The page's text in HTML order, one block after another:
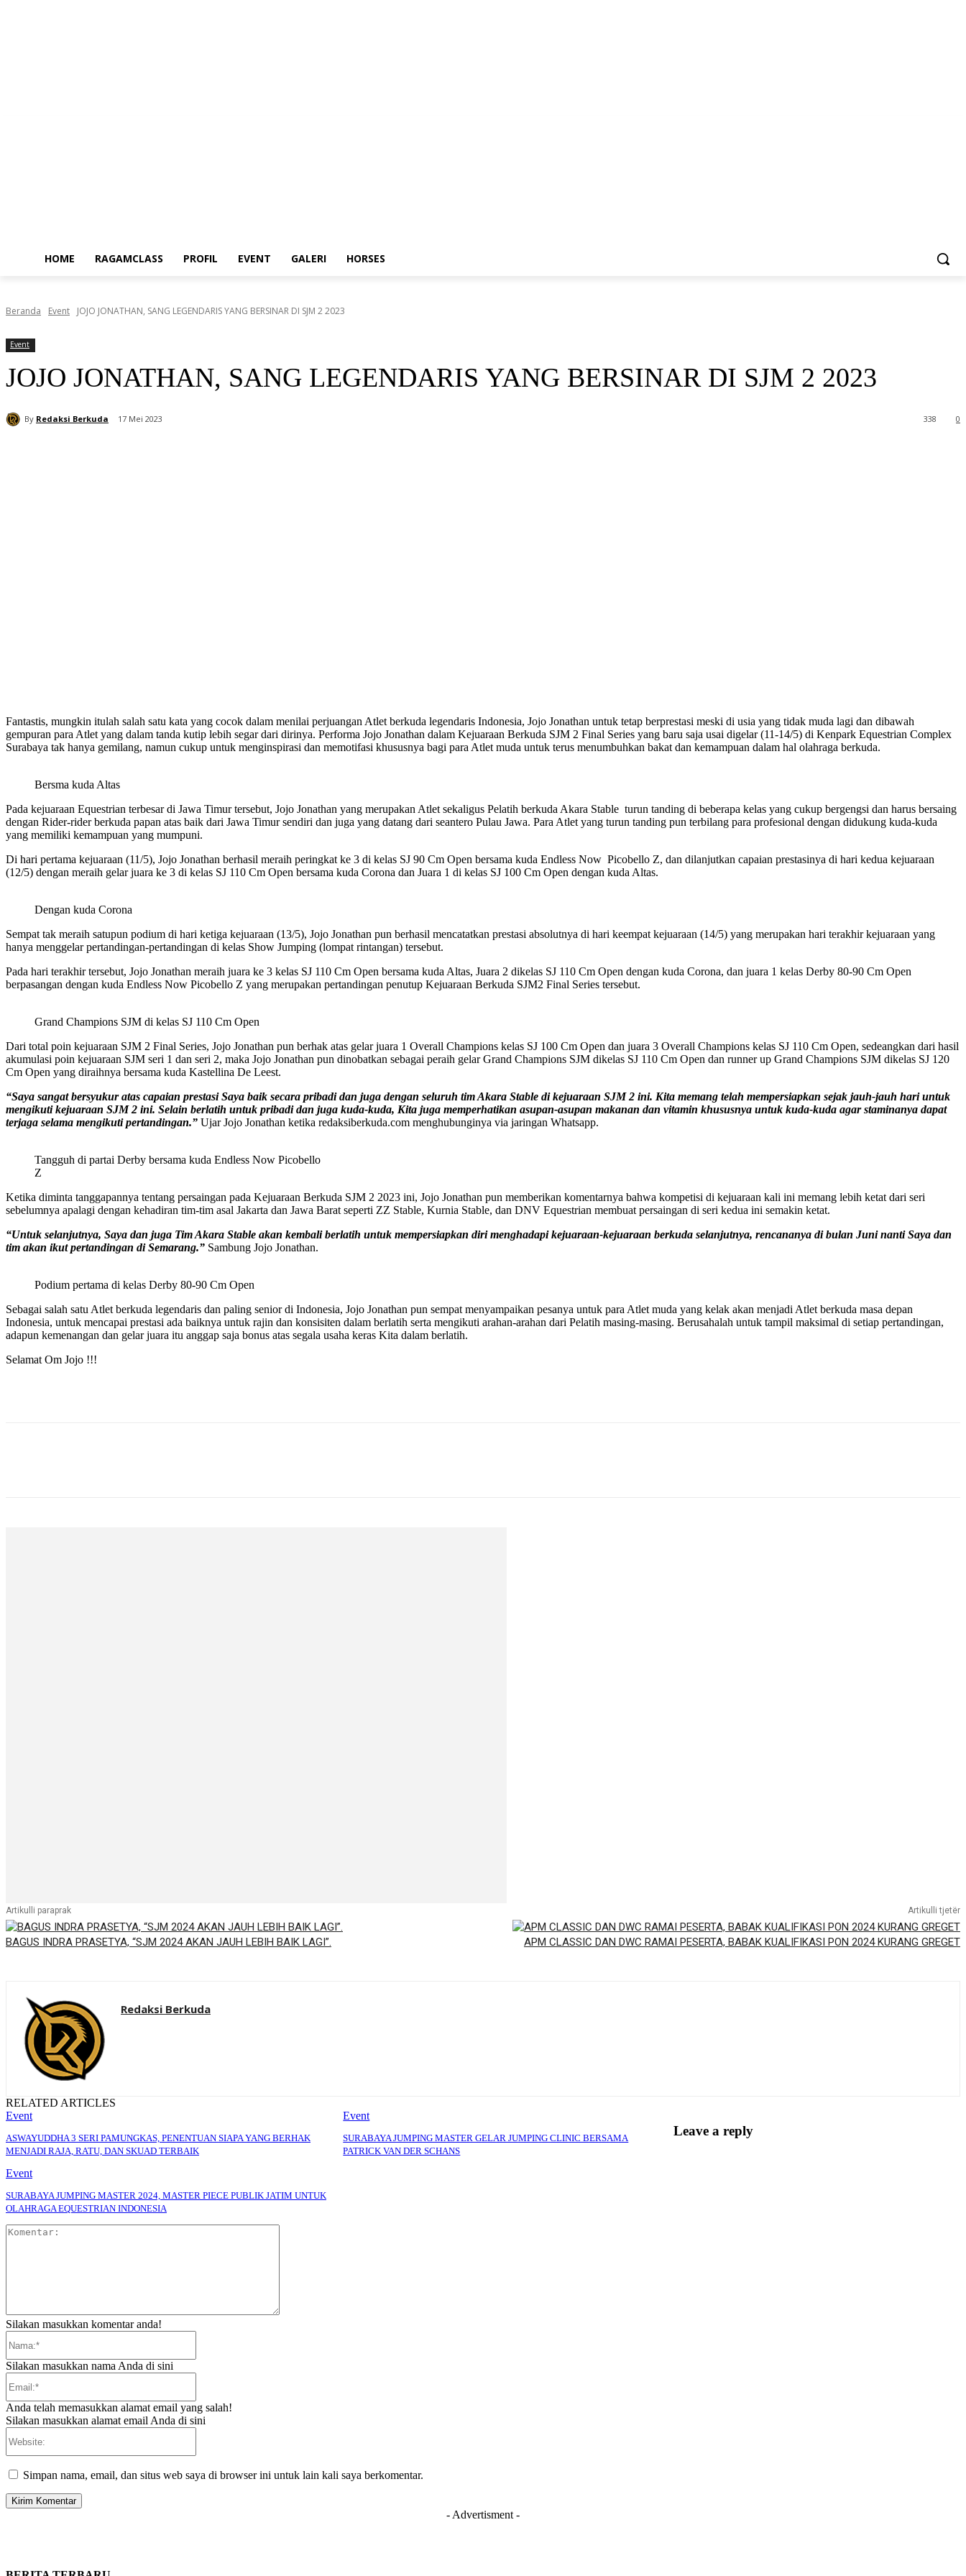
HOME RAGAMCLASS PROFIL EVENT GALERI HORSES
Beranda Event JOJO JONATHAN, SANG LEGENDARIS YANG BERSINAR DI SJM 2 2023
Event
JOJO JONATHAN, SANG LEGENDARIS YANG BERSINAR DI SJM 2 2023
By Redaksi Berkuda 17 Mei 2023 0
338
Fantastis, mungkin itulah salah satu kata yang cocok dalam menilai perjuangan Atlet berkuda legendaris Indonesia, Jojo Jonathan untuk tetap berprestasi meski di usia yang tidak muda lagi dan dibawah
gempuran para Atlet yang dalam tanda kutip lebih segar dari dirinya. Performa Jojo Jonathan dalam Kejuaraan Berkuda SJM 2 Final Series yang baru saja usai digelar (11-14/5) di Kenpark Equestrian Complex
Surabaya tak hanya gemilang, namun cukup untuk menginspirasi dan memotifasi khususnya bagi para Atlet muda untuk terus menumbuhkan bakat dan kemampuan dalam hal olahraga berkuda.
Bersma kuda Altas
Pada kejuaraan Equestrian terbesar di Jawa Timur tersebut, Jojo Jonathan yang merupakan Atlet sekaligus Pelatih berkuda Akara Stable turun tanding di beberapa kelas yang cukup bergengsi dan harus bersaing
dengan Rider-rider berkuda papan atas baik dari Jawa Timur sendiri dan juga yang datang dari seantero Pulau Jawa. Para Atlet yang turun tanding pun terbilang para profesional dengan didukung kuda-kuda
yang memiliki kemampuan yang mumpuni.
Di hari pertama kejuaraan (11/5), Jojo Jonathan berhasil meraih peringkat ke 3 di kelas SJ 90 Cm Open bersama kuda Endless Now Picobello Z, dan dilanjutkan capaian prestasinya di hari kedua kejuaraan
(12/5) dengan meraih gelar juara ke 3 di kelas SJ 110 Cm Open bersama kuda Corona dan Juara 1 di kelas SJ 100 Cm Open dengan kuda Altas.
Dengan kuda Corona
Sempat tak meraih satupun podium di hari ketiga kejuaraan (13/5), Jojo Jonathan pun berhasil mencatatkan prestasi absolutnya di hari keempat kejuaraan (14/5) yang merupakan hari terakhir kejuaraan yang
hanya menggelar pertandingan-pertandingan di kelas Show Jumping (lompat rintangan) tersebut.
Pada hari terakhir tersebut, Jojo Jonathan meraih juara ke 3 kelas SJ 110 Cm Open bersama kuda Altas, Juara 2 dikelas SJ 110 Cm Open dengan kuda Corona, dan juara 1 kelas Derby 80-90 Cm Open
berpasangan dengan kuda Endless Now Picobello Z yang merupakan pertandingan penutup Kejuaraan Berkuda SJM2 Final Series tersebut.
Grand Champions SJM di kelas SJ 110 Cm Open
Dari total poin kejuaraan SJM 2 Final Series, Jojo Jonathan pun berhak atas gelar juara 1 Overall Champions kelas SJ 100 Cm Open dan juara 3 Overall Champions kelas SJ 110 Cm Open, sedeangkan dari hasil
akumulasi poin kejuaraan SJM seri 1 dan seri 2, maka Jojo Jonathan pun dinobatkan sebagai peraih gelar Grand Champions SJM dikelas SJ 110 Cm Open dan runner up Grand Champions SJM dikelas SJ 120
Cm Open yang diraihnya bersama kuda Kastellina De Leest.
“Saya sangat bersyukur atas capaian prestasi Saya baik secara pribadi dan juga dengan seluruh tim Akara Stable di kejuaraan SJM 2 ini. Kita memang telah mempersiapkan sejak jauh-jauh hari untuk
mengikuti kejuaraan SJM 2 ini. Selain berlatih untuk pribadi dan juga kuda-kuda, Kita juga memperhatikan asupan-asupan makanan dan vitamin khususnya untuk kuda-kuda agar staminanya dapat
terjaga selama mengikuti pertandingan.” Ujar Jojo Jonathan ketika redaksiberkuda.com menghubunginya via jaringan Whatsapp.
Tangguh di partai Derby bersama kuda Endless Now Picobello
Z
Ketika diminta tanggapannya tentang persaingan pada Kejuaraan Berkuda SJM 2 2023 ini, Jojo Jonathan pun memberikan komentarnya bahwa kompetisi di kejuaraan kali ini memang lebih ketat dari seri
sebelumnya apalagi dengan kehadiran tim-tim asal Jakarta dan Jawa Barat seperti ZZ Stable, Kurnia Stable, dan DNV Equestrian membuat persaingan di seri kedua ini semakin ketat.
“Untuk selanjutnya, Saya dan juga Tim Akara Stable akan kembali berlatih untuk mempersiapkan diri menghadapi kejuaraan-kejuaraan berkuda selanjutnya, rencananya di bulan Juni nanti Saya dan
tim akan ikut pertandingan di Semarang.” Sambung Jojo Jonathan.
Podium pertama di kelas Derby 80-90 Cm Open
Sebagai salah satu Atlet berkuda legendaris dan paling senior di Indonesia, Jojo Jonathan pun sempat menyampaikan pesanya untuk para Atlet muda yang kelak akan menjadi Atlet berkuda masa depan
Indonesia, untuk mencapai prestasi ada baiknya untuk rajin dan konsisiten dalam berlatih serta mengikuti arahan-arahan dari Pelatih masing-masing. Berusahalah untuk tampil maksimal di setiap pertandingan,
adapun kemenangan dan gelar juara itu anggap saja bonus atas segala usaha keras Kita dalam berlatih.
Selamat Om Jojo !!!
Artikulli paraprak
BAGUS INDRA PRASETYA, “SJM 2024 AKAN JAUH LEBIH BAIK LAGI”.
Artikulli tjetër
APM CLASSIC DAN DWC RAMAI PESERTA, BABAK KUALIFIKASI PON 2024 KURANG GREGET
Redaksi Berkuda
RELATED ARTICLES
Event
ASWAYUDDHA 3 SERI PAMUNGKAS, PENENTUAN SIAPA YANG BERHAK
MENJADI RAJA, RATU, DAN SKUAD TERBAIK
Event
SURABAYA JUMPING MASTER GELAR JUMPING CLINIC BERSAMA
PATRICK VAN DER SCHANS
Event
SURABAYA JUMPING MASTER 2024, MASTER PIECE PUBLIK JATIM UNTUK
OLAHRAGA EQUESTRIAN INDONESIA
Leave a reply
Silakan masukkan komentar anda!
Silakan masukkan nama Anda di sini
Anda telah memasukkan alamat email yang salah!
Silakan masukkan alamat email Anda di sini
Simpan nama, email, dan situs web saya di browser ini untuk lain kali saya berkomentar.
- Advertisment -